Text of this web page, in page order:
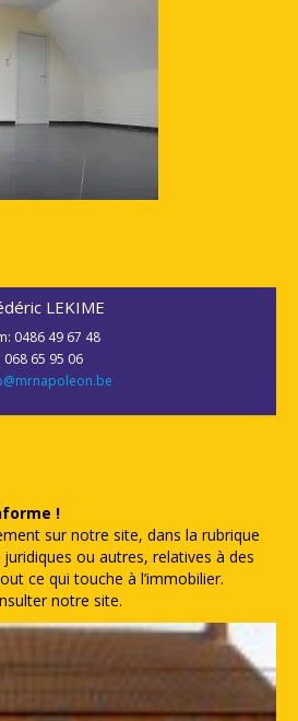
LEKIME
0486 49 67 48
068 65 95 06
!
sur notre site, dans la rubrique
ou autres, relatives à des
ce qui touche à l’immobilier.
notre site.